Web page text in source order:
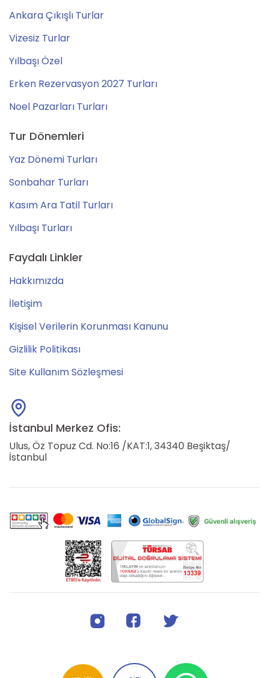
Ankara Çıkışlı Turlar
Vizesiz Turlar
Yılbaşı Özel
Erken Rezervasyon 2027 Turları
Noel Pazarları Turları
Tur Dönemleri
Yaz Dönemi Turları
Sonbahar Turları
Kasım Ara Tatil Turları
Yılbaşı Turları
Faydalı Linkler
Hakkımızda
İletişim
Kişisel Verilerin Korunması Kanunu
Gizlilik Politikası
Site Kullanım Sözleşmesi
İstanbul Merkez Ofis:
Ulus, Öz Topuz Cd. No:16 /KAT:1, 34340 Beşiktaş/
İstanbul